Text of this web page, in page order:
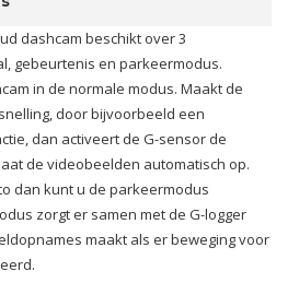
dashcam beschikt over 3
gebeurtenis en parkeermodus.
in de normale modus. Maakt de
door bijvoorbeeld een
dan activeert de G-sensor de
de videobeelden automatisch op.
dan kunt u de parkeermodus
zorgt er samen met de G-logger
maakt als er beweging voor